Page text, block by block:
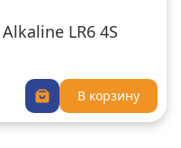
LR6 4S
В корзину